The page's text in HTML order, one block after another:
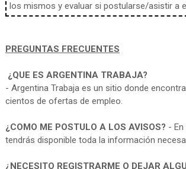
los mismos y evaluar si postularse/asistir a
PREGUNTAS FRECUENTES
¿QUE ES ARGENTINA TRABAJA?
- Argentina Trabaja es un sitio donde
cientos de ofertas de empleo.
¿COMO ME POSTULO A LOS AVISOS? -
tendrás disponible toda la información
¿NECESITO REGISTRARME O DEJAR